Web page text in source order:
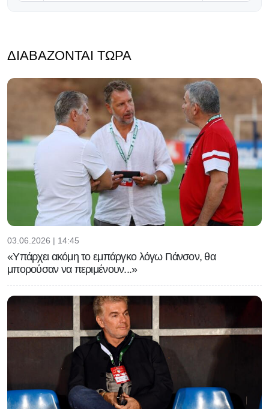
ΔΙΑΒΆΖΟΝΤΑΙ ΤΏΡΑ
03.06.2026 | 14:45
«Υπάρχει ακόμη το εμπάργκο λόγω Γιάνσον, θα
μπορούσαν να περιμένουν...»